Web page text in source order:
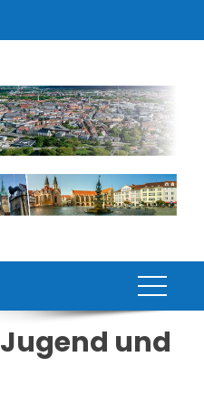
Jugend und